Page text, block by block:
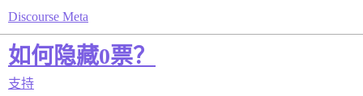
Discourse Meta
如何隐藏0票？
支持